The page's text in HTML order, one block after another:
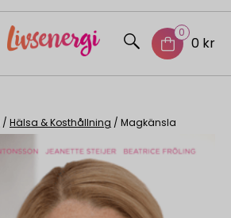
0
0 kr
/ Hälsa & Kosthållning / Magkänsla